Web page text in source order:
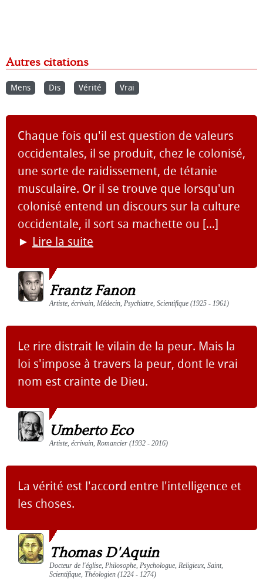
Autres citations
Mens Dis Vérité Vrai
Chaque fois qu'il est question de valeurs
occidentales, il se produit, chez le colonisé,
une sorte de raidissement, de tétanie
musculaire. Or il se trouve que lorsqu'un
colonisé entend un discours sur la culture
occidentale, il sort sa machette ou [...]
► Lire la suite
Frantz Fanon
Artiste, écrivain, Médecin, Psychiatre, Scientifique (1925 - 1961)
Le rire distrait le vilain de la peur. Mais la
loi s'impose à travers la peur, dont le vrai
nom est crainte de Dieu.
Umberto Eco
Artiste, écrivain, Romancier (1932 - 2016)
La vérité est l'accord entre l'intelligence et
les choses.
Thomas D'Aquin
Docteur de l'église, Philosophe, Psychologue, Religieux, Saint,
Scientifique, Théologien (1224 - 1274)